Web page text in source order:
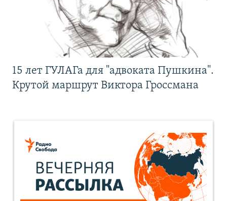
15 лет ГУЛАГа для "адвоката Пушкина".
Крутой маршрут Виктора Гроссмана